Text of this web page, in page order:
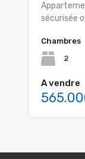
sécurisée
Chambres
2
A vendre